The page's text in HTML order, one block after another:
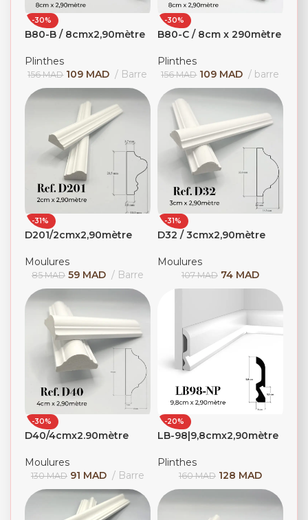
-30%
B80-B / 8cmx2,90mètre
Plinthes
156MAD 109 MAD Barre
-30%
B80-C / 8cm x 290mètre
Plinthes
156MAD 109 MAD barre
-31%
D201/2cmx2,90mètre
Moulures
85MAD 59 MAD Barre
-31%
D32 / 3cmx2,90mètre
Moulures
107MAD 74 MAD
-30%
D40/4cmx2.90mètre
Moulures
130MAD 91 MAD Barre
-20%
LB-98|9,8cmx2,90mètre
Plinthes
160MAD 128 MAD